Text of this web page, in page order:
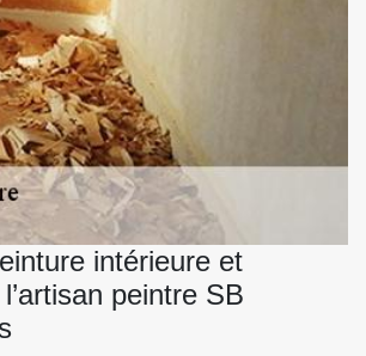
intérieure et
peintre SB